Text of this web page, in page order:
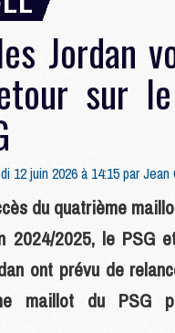
Jordan
sur
12 juin 2026 à 14:15 parJean
du quatrième
2024/2025, le PSG
ont prévu de
maillot du PSG